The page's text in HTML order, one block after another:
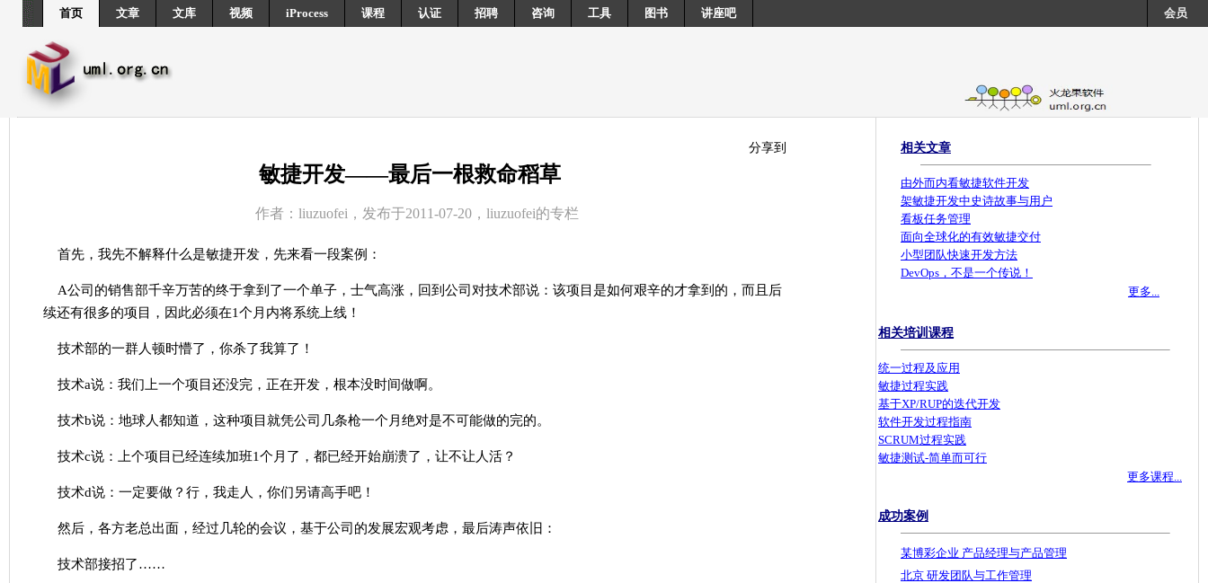
首页 文章 文库 视频 iProcess 课程 认证 招聘 咨询 工具 图书 讲座吧 会员
分享到
敏捷开发——最后一根救命稻草
作者：liuzuofei，发布于2011-07-20，liuzuofei的专栏
首先，我先不解释什么是敏捷开发，先来看一段案例：
A公司的销售部千辛万苦的终于拿到了一个单子，士气高涨，回到公司对技术部说：该项目是如何艰辛的才拿到的，而且后
续还有很多的项目，因此必须在1个月内将系统上线！
技术部的一群人顿时懵了，你杀了我算了！
技术a说：我们上一个项目还没完，正在开发，根本没时间做啊。
技术b说：地球人都知道，这种项目就凭公司几条枪一个月绝对是不可能做的完的。
技术c说：上个项目已经连续加班1个月了，都已经开始崩溃了，让不让人活？
技术d说：一定要做？行，我走人，你们另请高手吧！
然后，各方老总出面，经过几轮的会议，基于公司的发展宏观考虑，最后涛声依旧：
技术部接招了……
相关文章
由外而内看敏捷软件开发
架敏捷开发中史诗故事与用户
看板任务管理
面向全球化的有效敏捷交付
小型团队快速开发方法
DevOps，不是一个传说！
更多...
相关培训课程
统一过程及应用
敏捷过程实践
基于XP/RUP的迭代开发
软件开发过程指南
SCRUM过程实践
敏捷测试-简单而可行
更多课程...
成功案例
某博彩企业 产品经理与产品管理
北京 研发团队与工作管理